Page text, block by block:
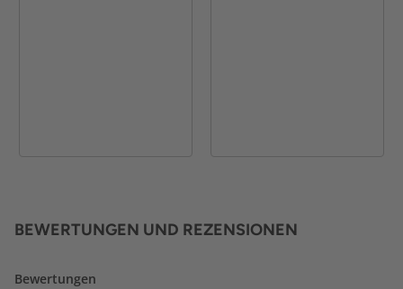
BEWERTUNGEN UND REZENSIONEN
Bewertungen